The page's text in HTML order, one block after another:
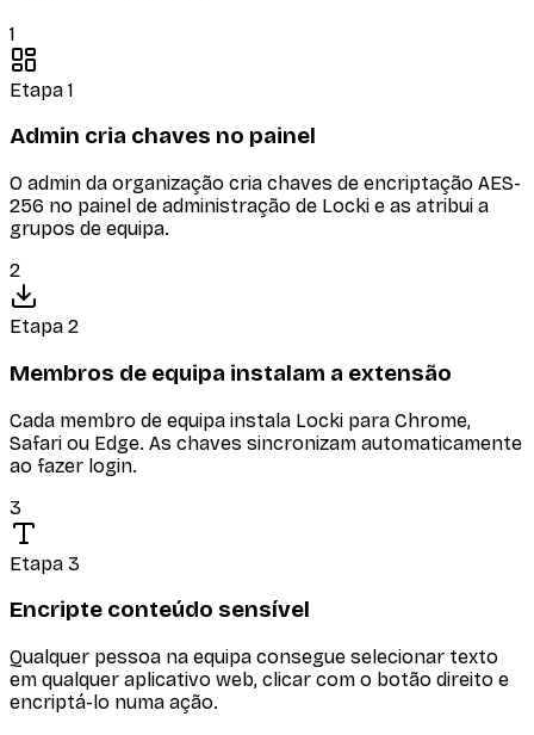
1
Etapa 1
Admin cria chaves no painel
O admin da organização cria chaves de encriptação AES-
256 no painel de administração de Locki e as atribui a
grupos de equipa.
2
Etapa 2
Membros de equipa instalam a extensão
Cada membro de equipa instala Locki para Chrome,
Safari ou Edge. As chaves sincronizam automaticamente
ao fazer login.
3
Etapa 3
Encripte conteúdo sensível
Qualquer pessoa na equipa consegue selecionar texto
em qualquer aplicativo web, clicar com o botão direito e
encriptá-lo numa ação.